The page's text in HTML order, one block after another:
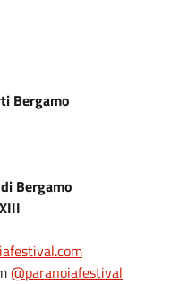
Bergamo
Bergamo
@paranoiafestival